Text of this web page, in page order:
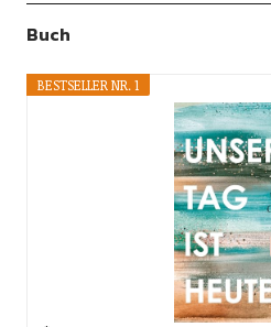
Buch
BESTSELLER NR. 1